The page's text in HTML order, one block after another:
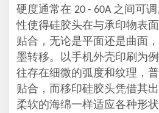
硬度通常在 20 - 60A 之间可
性使得硅胶头在与承印物表
贴合，无论是平面还是曲面
墨转移。以手机外壳印刷为
往存在细微的弧度和纹理，
贴合，而移印硅胶头凭借其
柔软的海绵一样适应各种形